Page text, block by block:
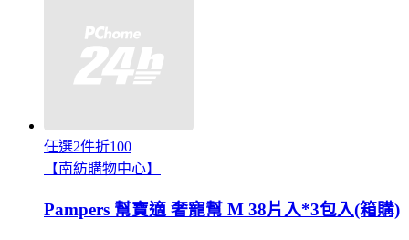
任選2件折100
【南紡購物中心】
Pampers 幫寶適 奢寵幫 M 38片入*3包入(箱購)